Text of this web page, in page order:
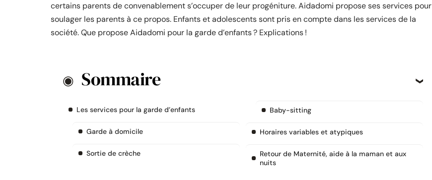
certains parents de convenablement s’occuper de leur progéniture. Aidadomi propose ses services pour
soulager les parents à ce propos. Enfants et adolescents sont pris en compte dans les services de la
société. Que propose Aidadomi pour la garde d’enfants ? Explications !
Sommaire
Les services pour la garde d’enfants
Garde à domicile
Sortie de crèche
Baby-sitting
Horaires variables et atypiques
Retour de Maternité, aide à la maman et aux
nuits